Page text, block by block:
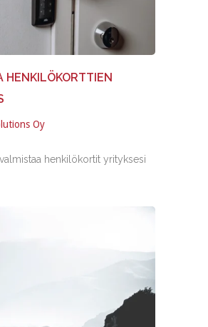
HENKILÖKORTTIEN
Oy
henkilökortit yrityksesi